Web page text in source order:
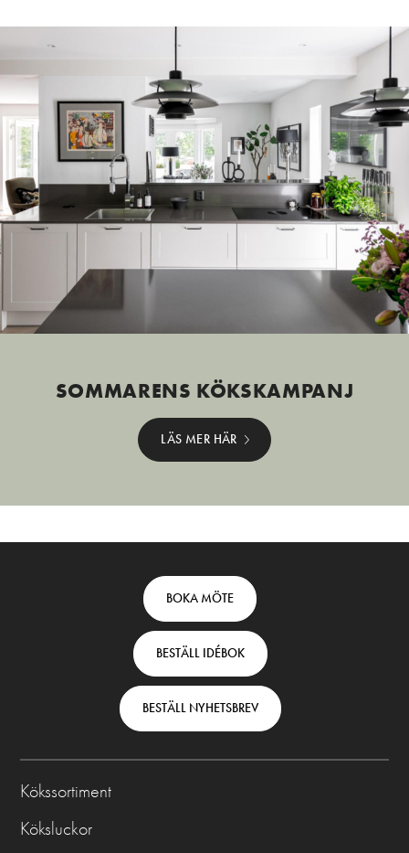
SOMMARENS KÖKSKAMPANJ
LÄS MER HÄR
Swedish
BOKA MÖTE
BESTÄLL IDÉBOK
BESTÄLL NYHETSBREV
Kökssortiment
Köksluckor